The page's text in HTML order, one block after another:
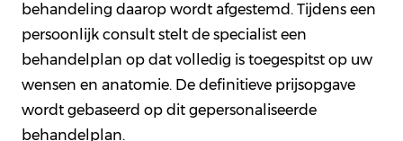
behandeling daarop wordt afgestemd. Tijdens een
persoonlijk consult stelt de specialist een
behandelplan op dat volledig is toegespitst op uw
wensen en anatomie. De definitieve prijsopgave
wordt gebaseerd op dit gepersonaliseerde
behandelplan.